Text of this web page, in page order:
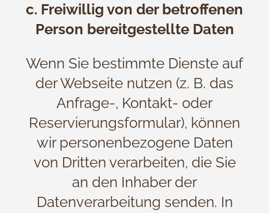
c. Freiwillig von der betroffenen
Person bereitgestellte Daten
Wenn Sie bestimmte Dienste auf
der Webseite nutzen (z. B. das
Anfrage-, Kontakt- oder
Reservierungsformular), können
wir personenbezogene Daten
von Dritten verarbeiten, die Sie
an den Inhaber der
Datenverarbeitung senden. In